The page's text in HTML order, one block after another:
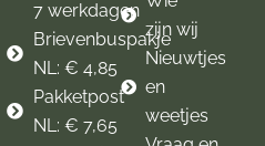
7 werkdagen
Brievenbuspakje
NL: € 4,85
Pakketpost
NL: € 7,65
zijn wij
Nieuwtjes
en
weetjes